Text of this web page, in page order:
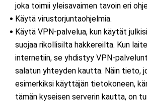
joka toimii yleisavaimen tavoin eri
Käytä virustorjuntaohjelmia.
Käytä VPN-palvelua, kun käytät
suojaa rikollisilta hakkereilta. Kun
internetiin, se yhdistyy VPN-
salatun yhteyden kautta. Näin tieto,
esimerkiksi käyttäjän tietokoneen,
tämän kyseisen serverin kautta, on